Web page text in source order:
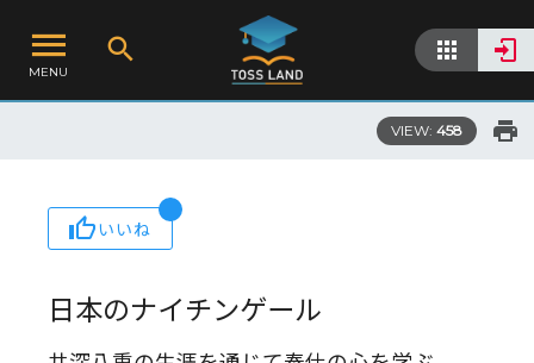
MENU
VIEW: 458
いいね
日本のナイチンゲール